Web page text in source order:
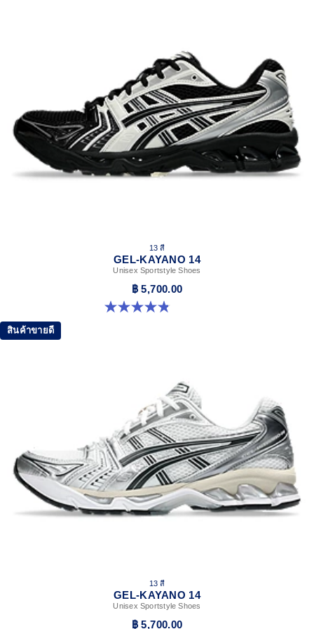
13 สี
GEL-KAYANO 14
Unisex Sportstyle Shoes
฿ 5,700.00
4.8 จาก 5 ดาว 1719 รีวิว
สินค้าขายดี
13 สี
GEL-KAYANO 14
Unisex Sportstyle Shoes
฿ 5,700.00